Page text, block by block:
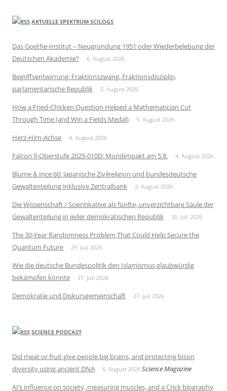
AKTUELLE SPEKTRUM SCILOGS
Das Goethe-Institut – Neugründung 1951 oder Wiederbelebung der
Deutschen Akademie?
6. August 2026
Begriffsentwirrung: Fraktionszwang, Fraktionsdisziplin,
parlamentarische Republik
5. August 2026
How a Fried-Chicken Question Helped a Mathematician Cut
Through Time (and Win a Fields Medal)
5. August 2026
Herz-Hirn-Achse 4. August 2026
Falcon 9-Oberstufe 2025-010D: Mondimpakt am 5.8. 4. August 2026
Blume & Ince 60: Japanische Zivilreligion und bundesdeutsche
Gewaltenteilung inklusive Zentralbank
2. August 2026
Die Wissenschaft / Scientikative als fünfte, unverzichtbare Säule der
Gewaltenteilung in jeder demokratischen Republik
30. Juli 2026
The 30-Year Randomness Problem That Could Help Secure the
Quantum Future
29. Juli 2026
Wie die deutsche Bundespolitik den Islamismus glaubwürdig
bekämpfen könnte
27. Juli 2026
Demokratie und Diskursgemeinschaft 27. Juli 2026
SCIENCE PODCAST
Did meat or fruit give people big brains, and protecting bison
diversity using ancient DNA
6. August 2026 Science Magazine
AI’s influence on society, measuring muscles, and a Crick biography